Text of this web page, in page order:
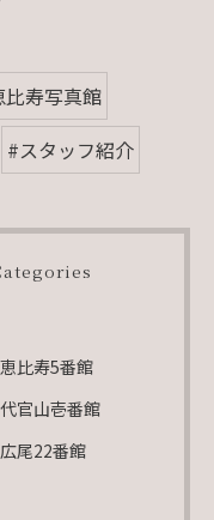
比寿写真館
#スタッフ紹介
比寿5番館
官山壱番館
尾22番館